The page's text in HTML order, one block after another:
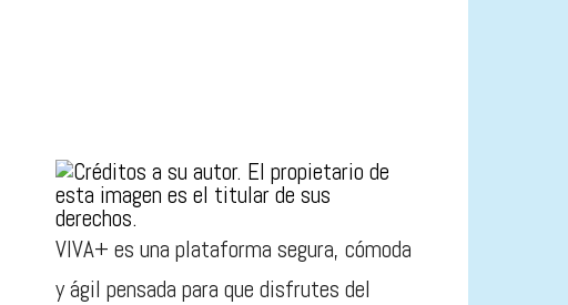
VIVA+ es una plataforma segura, cómoda
y ágil pensada para que disfrutes del